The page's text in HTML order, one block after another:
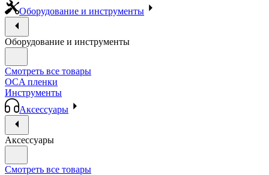
Оборудование и инструменты
Оборудование и инструменты
Смотреть все товары
OCA пленки
Инструменты
Аксессуары
Аксессуары
Смотреть все товары